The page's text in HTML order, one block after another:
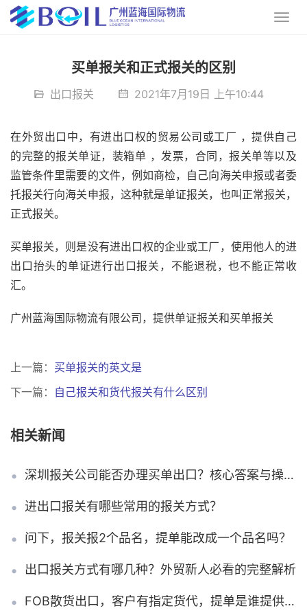
买单报关和正式报关的区别
出口报关 2021年7月19日 上午10:44
在外贸出口中，有进出口权的贸易公司或工厂 ，提供自己
的完整的报关单证，装箱单 ，发票，合同，报关单等以及
监管条件里需要的文件，例如商检，自己向海关申报或者委
托报关行向海关申报，这种就是单证报关，也叫正常报关，
正式报关。
买单报关，则是没有进出口权的企业或工厂，使用他人的进
出口抬头的单证进行出口报关，不能退税，也不能正常收
汇。
广州蓝海国际物流有限公司，提供单证报关和买单报关
上一篇： 买单报关的英文是
下一篇： 自己报关和货代报关有什么区别
相关新闻
深圳报关公司能否办理买单出口？核心答案与操作要点说明
进出口报关有哪些常用的报关方式？
问下，报关报2个品名，提单能改成一个品名吗？
出口报关方式有哪几种？外贸新人必看的完整解析
FOB散货出口，客户有指定货代，提单是谁提供的?